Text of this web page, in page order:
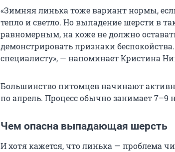
«Зимняя линька тоже вариант нормы,
тепло и светло. Но выпадение шерсти в
равномерным, на коже не должно
демонстрировать признаки
специалисту», — напоминает Кристина
Большинство питомцев начинают
по апрель. Процесс обычно занимает 7–9
Чем опасна выпадающая шерсть
И хотя кажется, что линька — проблема